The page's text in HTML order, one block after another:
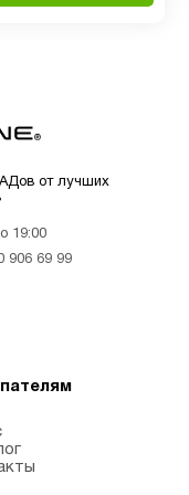
от лучших
19:00
906 69 99